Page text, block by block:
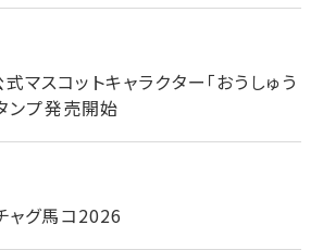
マスコットキャラクター「おうしゅう
ンプ発売開始
ャグ馬コ2026